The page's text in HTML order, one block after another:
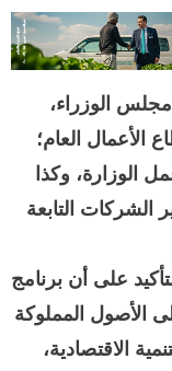
الوزراء،
الأعمال العام؛
الوزارة، وكذا
الشركات التابعة
على أن برنامج
الأصول المملوكة
الاقتصادية،